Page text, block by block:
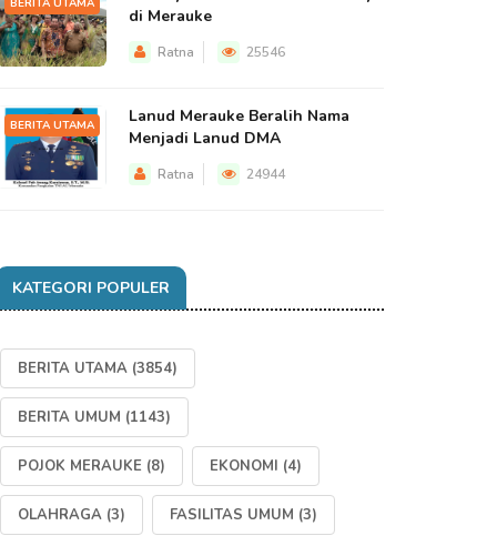
BERITA UTAMA
di Merauke
Ratna 25546
BERITA UTAMA
Lanud Merauke Beralih Nama
Menjadi Lanud DMA
Ratna 24944
KATEGORI POPULER
BERITA UTAMA (3854)
BERITA UMUM (1143)
POJOK MERAUKE (8) EKONOMI (4)
OLAHRAGA (3) FASILITAS UMUM (3)